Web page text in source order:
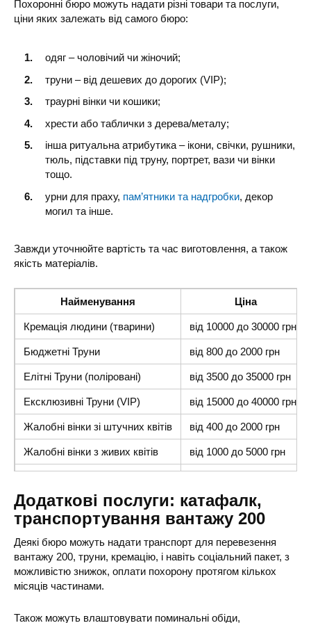
Похоронні бюро можуть надати різні товари та послуги,
ціни яких залежать від самого бюро:
одяг – чоловічий чи жіночий;
труни – від дешевих до дорогих (VIP);
траурні вінки чи кошики;
хрести або таблички з дерева/металу;
інша ритуальна атрибутика – ікони, свічки, рушники,
тюль, підставки під труну, портрет, вази чи вінки
тощо.
урни для праху, пам’ятники та надгробки, декор
могил та інше.
Завжди уточнюйте вартість та час виготовлення, а також
якість матеріалів.
Найменування Ціна
Кремація людини (тварини) від 10000 до 30000 грн
Бюджетні Труни від 800 до 2000 грн
Елітні Труни (поліровані) від 3500 до 35000 грн
Ексклюзивні Труни (VIP) від 15000 до 40000 грн
Жалобні вінки зі штучних квітів від 400 до 2000 грн
Жалобні вінки з живих квітів від 1000 до 5000 грн
Хрест на могилу від 900 до 2000 грн
Пам’ятники із граніту від 8000 до 25000 грн
Елітні пам’ятники на могилу від 40000 до 100000 грн
Додаткові послуги: катафалк,
транспортування вантажу 200
Деякі бюро можуть надати транспорт для перевезення
вантажу 200, труни, кремацію, і навіть соціальний пакет, з
можливістю знижок, оплати похорону протягом кількох
місяців частинами.
Також можуть влаштовувати поминальні обіди,